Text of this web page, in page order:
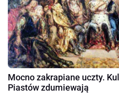
Mocno zakrapiane uczty.
Piastów zdumiewają